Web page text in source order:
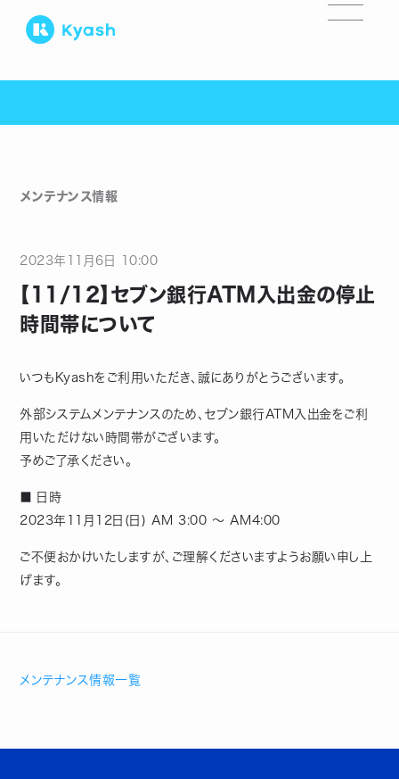
メンテナンス情報
2023年 月 6 日 10:00
【11/12】セブン銀行ATM入出金の停止
時間帯について
いつもKyashをご利用いただき、誠にありがとうございます。
外部システムメンテナンスのため、セブン銀行ATM入出金をご利
用いただけない時間帯がございます。
予めご了承ください。
■ 日時
2023年11月12日(日) AM 3:00 ～ AM4:00
ご不便おかけいたしますが、ご理解くださいますようお願い申し上
げます。
メンテナンス情報一覧